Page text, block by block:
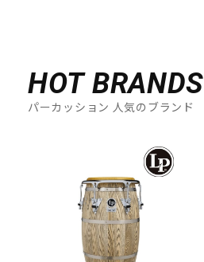
HOT BRANDS
パーカッション 人気のブランド